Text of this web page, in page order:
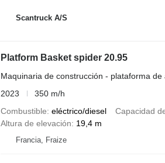
Scantruck A/S
Platform Basket spider 20.95
Maquinaria de construcción - plataforma de
2023
350 m/h
Combustible eléctrico/diesel Capacidad
Altura de elevación
19,4 m
Francia, Fraize